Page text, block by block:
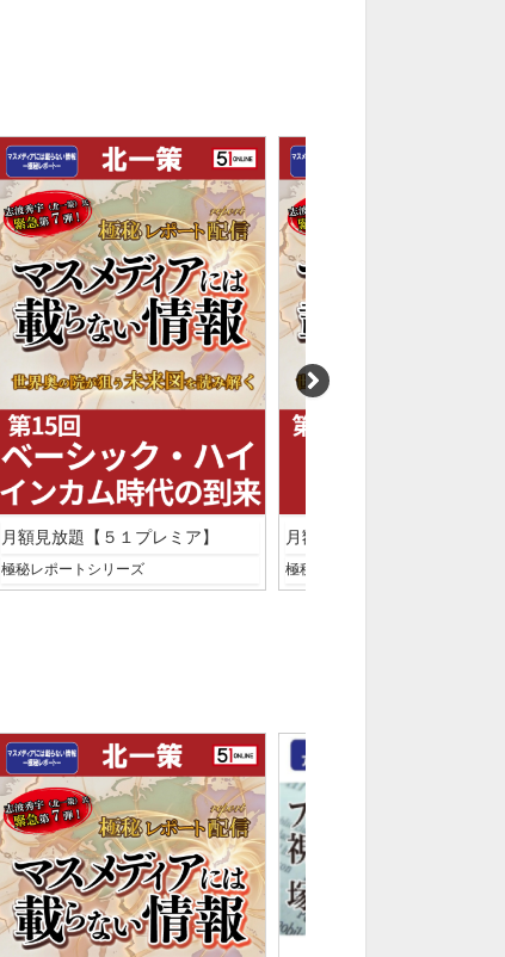
月額見放題【５１プレミア】
極秘レポートシリーズ
月額見放題【５１プレミア】
極秘レポートシリーズ